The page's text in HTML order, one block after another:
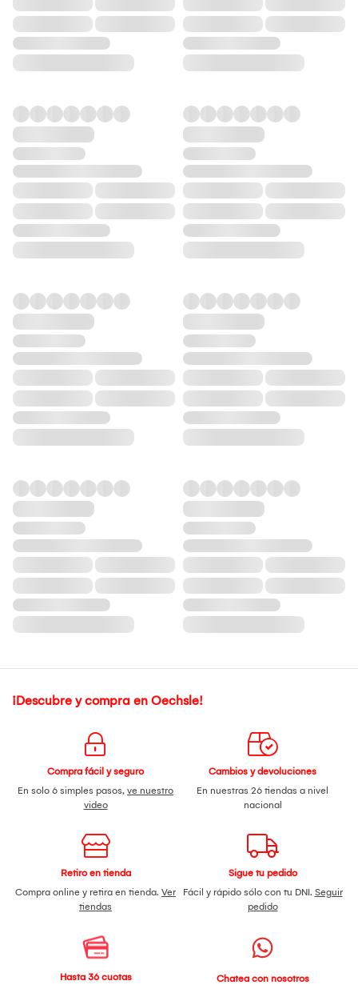
¡Descubre y compra en Oechsle!
Compra fácil y seguro
En solo 6 simples pasos, ve nuestro
video
Cambios y devoluciones
En nuestras 26 tiendas a nivel
nacional
Retiro en tienda
Compra online y retira en tienda. Ver
tiendas
Sigue tu pedido
Fácil y rápido sólo con tu DNI. Seguir
pedido
Hasta 36 cuotas
Chatea con nosotros